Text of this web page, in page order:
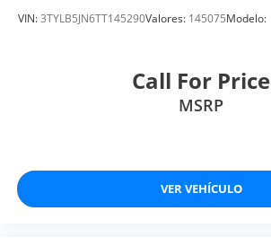
VIN:3TYLB5JN6TT145290Valores: 145075Modelo:
Call For Price
MSRP
VER VEHÍCULO